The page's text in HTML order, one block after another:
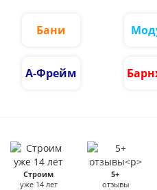
Бани
А-Фрейм
Строим
уже 14 лет
5+
отзывы